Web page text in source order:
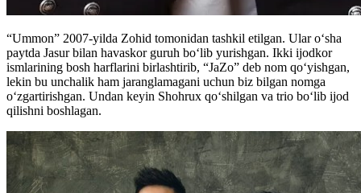
“Ummon” 2007-yilda Zohid tomonidan tashkil etilgan. Ular oʻsha
paytda Jasur bilan havaskor guruh boʻlib yurishgan. Ikki ijodkor
ismlarining bosh harflarini birlashtirib, “JaZo” deb nom qoʻyishgan,
lekin bu unchalik ham jaranglamagani uchun biz bilgan nomga
oʻzgartirishgan. Undan keyin Shohrux qoʻshilgan va trio boʻlib ijod
qilishni boshlagan.